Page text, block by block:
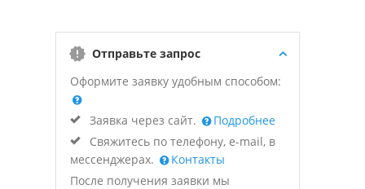
Отправьте запрос
Оформите заявку удобным способом:
Заявка через сайт.
Подробнее
Свяжитесь по телефону, e-mail, в
мессенджерах.
Контакты
После получения заявки мы